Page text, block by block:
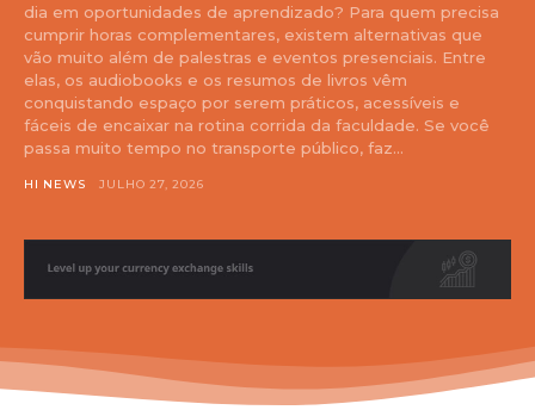
dia em oportunidades de aprendizado? Para quem precisa
cumprir horas complementares, existem alternativas que
vão muito além de palestras e eventos presenciais. Entre
elas, os audiobooks e os resumos de livros vêm
conquistando espaço por serem práticos, acessíveis e
fáceis de encaixar na rotina corrida da faculdade. Se você
passa muito tempo no transporte público, faz...
HI NEWS JULHO 27, 2026